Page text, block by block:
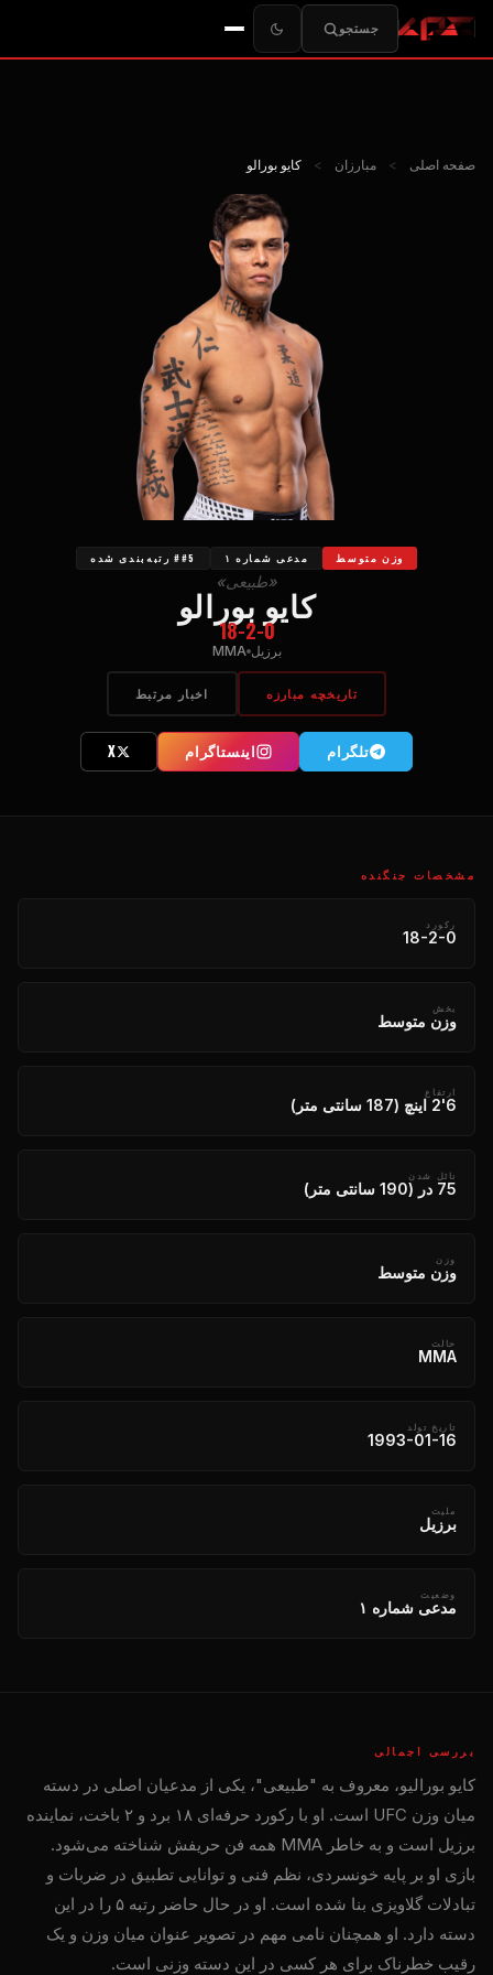
جستجو
صفحه اصلی > مبارزان > کایو بورالو
وزن متوسط مدعی شماره ۱ ##5 رتبه‌بندی شده
«طبیعی»
کایو بورالو
18-2-0
برزیل MMA
تاریخچه مبارزه اخبار مرتبط
تلگرام اینستاگرام X
مشخصات جنگنده
رکورد
18-2-0
بخش
وزن متوسط
ارتفاع
6'2 اینچ (187 سانتی متر)
نائل شدن
75 در (190 سانتی متر)
وزن
وزن متوسط
حالت
MMA
تاریخ تولد
1993-01-16
ملیت
برزیل
وضعیت
مدعی شماره ۱
بررسی اجمالی
کایو بورالیو، معروف به "طبیعی"، یکی از مدعیان اصلی در دسته
میان وزن UFC است. او با رکورد حرفه‌ای ۱۸ برد و ۲ باخت، نماینده
برزیل است و به خاطر MMA همه فن حریفش شناخته می‌شود.
بازی او بر پایه خونسردی، نظم فنی و توانایی تطبیق در ضربات و
تبادلات گلاویزی بنا شده است. او در حال حاضر رتبه ۵ را در این
دسته دارد. او همچنان نامی مهم در تصویر عنوان میان وزن و یک
رقیب خطرناک برای هر کسی در این دسته وزنی است.